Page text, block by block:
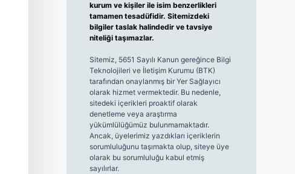
kurum ve kişiler ile isim benzerlikleri
tamamen tesadüfidir. Sitemizdeki
bilgiler taslak halindedir ve tavsiye
niteliği taşımazlar.
Sitemiz, 5651 Sayılı Kanun gereğince Bilgi
Teknolojileri ve İletişim Kurumu (BTK)
tarafından onaylanmış bir Yer Sağlayıcı
olarak hizmet vermektedir. Bu nedenle,
sitedeki içerikleri proaktif olarak
denetleme veya araştırma
yükümlülüğümüz bulunmamaktadır.
Ancak, üyelerimiz yazdıkları içeriklerin
sorumluluğunu taşımakta olup, siteye üye
olarak bu sorumluluğu kabul etmiş
sayılırlar.